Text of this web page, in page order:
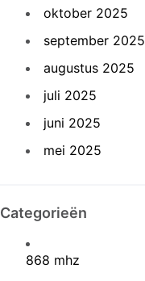
oktober 2025
september 2025
augustus 2025
juli 2025
juni 2025
mei 2025
Categorieën
868 mhz